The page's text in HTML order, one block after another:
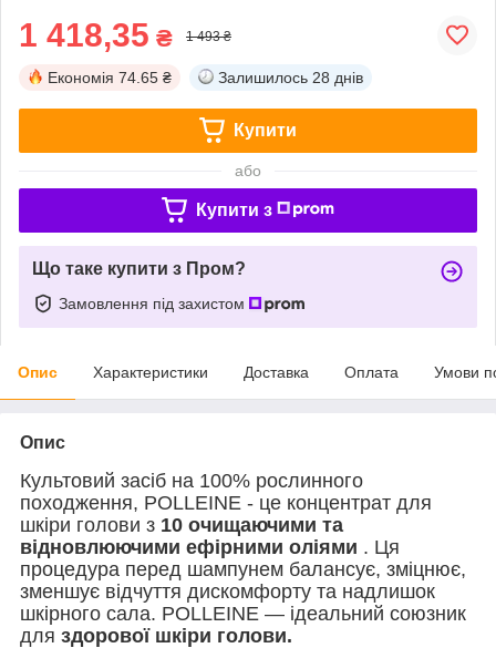
1 418,35 ₴ 1 493 ₴
Економія 74.65 ₴ Залишилось 28 днів
Купити
або
Купити з
Що таке купити з Пром?
Замовлення під захистом
Опис Характеристики Доставка Оплата Умови
Опис
Культовий засіб на 100% рослинного
походження, POLLEINE - це концентрат для
шкіри голови з 10 очищаючими та
відновлюючими ефірними оліями . Ця
процедура перед шампунем балансує, зміцнює,
зменшує відчуття дискомфорту та надлишок
шкірного сала. POLLEINE — ідеальний союзник
для здорової шкіри голови.